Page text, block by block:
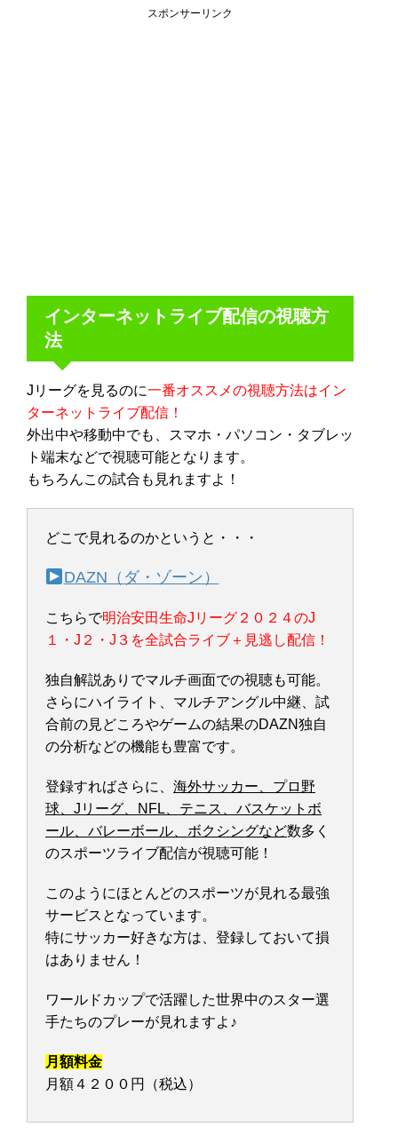
スポンサーリンク
インターネットライブ配信の視聴方
法
Jリーグを見るのに一番オススメの視聴方法はイン
ターネットライブ配信！
外出中や移動中でも、スマホ・パソコン・タブレッ
ト端末などで視聴可能となります。
もちろんこの試合も見れますよ！
どこで見れるのかというと・・・
DAZN（ダ・ゾーン）
こちらで明治安田生命Jリーグ２０２４のJ
１・J２・J３を全試合ライブ＋見逃し配信！
独自解説ありでマルチ画面での視聴も可能。
さらにハイライト、マルチアングル中継、試
合前の見どころやゲームの結果のDAZN独自
の分析などの機能も豊富です。
登録すればさらに、 海外サッカー、プロ野
球、Jリーグ、NFL、テニス、バスケットボ
ール、バレーボール、ボクシングなど数多く
のスポーツライブ配信が視聴可能！
このようにほとんどのスポーツが見れる最強
サービスとなっています。
特にサッカー好きな方は、登録しておいて損
はありません！
ワールドカップで活躍した世界中のスター選
手たちのプレーが見れますよ♪
月額料金
月額４２００円（税込）